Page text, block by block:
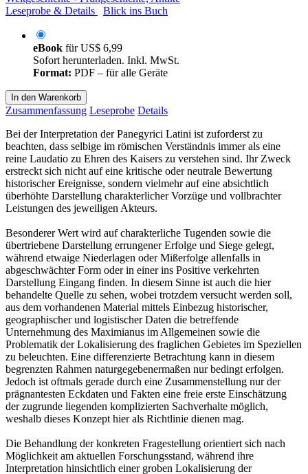
Leseprobe & Details
Blick ins Buch
eBook fürUS$ 6,99
Sofort herunterladen. Inkl. MwSt.
Format: PDF – für alle Geräte
In den Warenkorb
Zusammenfassung Leseprobe Details
Bei der Interpretation der Panegyrici Latini ist zuforderst zu
beachten, dass selbige im römischen Verständnis immer als eine
reine Laudatio zu Ehren des Kaisers zu verstehen sind. Ihr Zweck
erstreckt sich nicht auf eine kritische oder neutrale Bewertung
historischer Ereignisse, sondern vielmehr auf eine absichtlich
überhöhte Darstellung charakterlicher Vorzüge und vollbrachter
Leistungen des jeweiligen Akteurs.
Besonderer Wert wird auf charakterliche Tugenden sowie die
übertriebene Darstellung errungener Erfolge und Siege gelegt,
während etwaige Niederlagen oder Mißerfolge allenfalls in
abgeschwächter Form oder in einer ins Positive verkehrten
Darstellung Eingang finden. In diesem Sinne ist auch die hier
behandelte Quelle zu sehen, wobei trotzdem versucht werden soll,
aus dem vorhandenen Material mittels Einbezug historischer,
geographischer und logistischer Daten die betreffende
Unternehmung des Maximianus im Allgemeinen sowie die
Problematik der Lokalisierung des fraglichen Gebietes im Speziellen
zu beleuchten. Eine differenzierte Betrachtung kann in diesem
begrenzten Rahmen naturgegebenermaßen nur bedingt erfolgen.
Jedoch ist oftmals gerade durch eine Zusammenstellung nur der
prägnantesten Eckdaten und Fakten eine freie erste Einschätzung
der zugrunde liegenden komplizierten Sachverhalte möglich,
weshalb dieses Konzept hier als Richtlinie dienen mag.
Die Behandlung der konkreten Fragestellung orientiert sich nach
Möglichkeit am aktuellen Forschungsstand, während ihre
Interpretation hinsichtlich einer groben Lokalisierung der